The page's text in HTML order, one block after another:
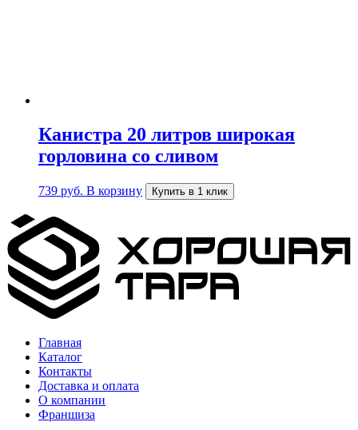
Канистра 20 литров широкая
горловина со сливом
739 руб. В корзину Купить в 1 клик
Главная
Каталог
Контакты
Доставка и оплата
О компании
Франшиза